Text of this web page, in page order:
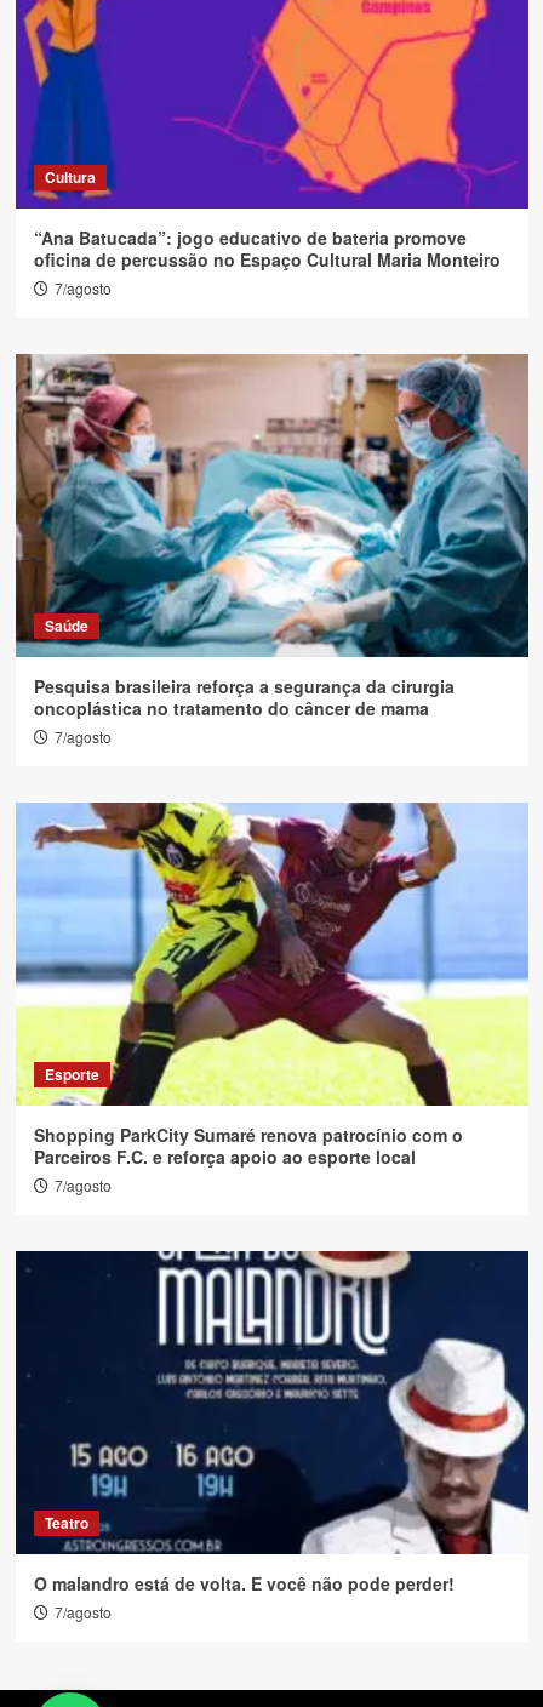
Cultura
“Ana Batucada”: jogo educativo de bateria promove
oficina de percussão no Espaço Cultural Maria Monteiro
7/agosto
Saúde
Pesquisa brasileira reforça a segurança da cirurgia
oncoplástica no tratamento do câncer de mama
7/agosto
Esporte
Shopping ParkCity Sumaré renova patrocínio com o
Parceiros F.C. e reforça apoio ao esporte local
7/agosto
Teatro
O malandro está de volta. E você não pode perder!
7/agosto